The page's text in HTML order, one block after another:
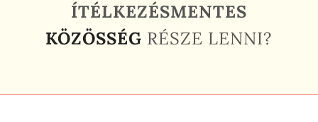
ÍTÉLKEZÉSMENTES
KÖZÖSSÉG RÉSZE LENNI?